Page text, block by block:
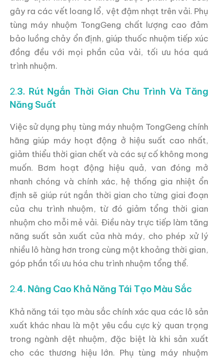
gây ra các vết loang lổ, vệt đậm nhạt trên vải. Phụ
tùng máy nhuộm TongGeng chất lượng cao đảm
bảo luồng chảy ổn định, giúp thuốc nhuộm tiếp xúc
đồng đều với mọi phần của vải, tối ưu hóa quá
trình nhuộm.
2.3. Rút Ngắn Thời Gian Chu Trình Và Tăng
Năng Suất
Việc sử dụng phụ tùng máy nhuộm TongGeng chính
hãng giúp máy hoạt động ở hiệu suất cao nhất,
giảm thiểu thời gian chết và các sự cố không mong
muốn. Bơm hoạt động hiệu quả, van đóng mở
nhanh chóng và chính xác, hệ thống gia nhiệt ổn
định sẽ giúp rút ngắn thời gian cho từng giai đoạn
của chu trình nhuộm, từ đó giảm tổng thời gian
nhuộm cho mỗi mẻ vải. Điều này trực tiếp làm tăng
năng suất sản xuất của nhà máy, cho phép xử lý
nhiều lô hàng hơn trong cùng một khoảng thời gian,
góp phần tối ưu hóa chu trình nhuộm tổng thể.
2.4. Nâng Cao Khả Năng Tái Tạo Màu Sắc
Khả năng tái tạo màu sắc chính xác qua các lô sản
xuất khác nhau là một yêu cầu cực kỳ quan trọng
trong ngành dệt nhuộm, đặc biệt là khi sản xuất
cho các thương hiệu lớn. Phụ tùng máy nhuộm